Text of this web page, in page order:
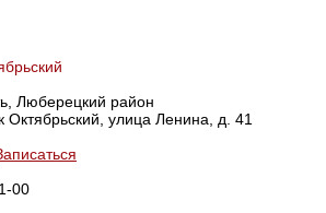
Люберецкий район
улица Ленина, д. 41
00